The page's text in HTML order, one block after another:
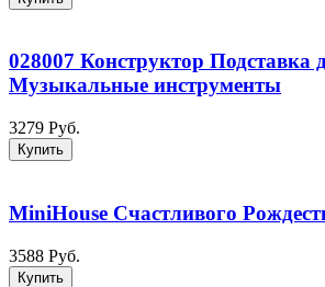
028007 Конструктор Подставка
Музыкальные инструменты
3279 Руб.
Купить
MiniHouse Счастливого
3588 Руб.
Купить